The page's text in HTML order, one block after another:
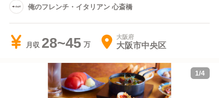
俺のフレンチ・イタリアン 心斎橋
月収 28~45 大阪府
大阪市中央区
1/4